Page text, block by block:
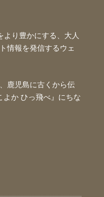
より豊かにする、大人
情報を発信するウェ
鹿児島に古くから伝
か ひっ飛べ』にちな